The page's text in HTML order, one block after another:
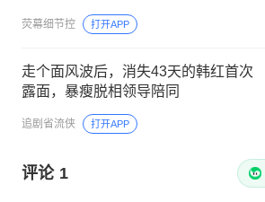
荧幕细节控 打开APP
走个面风波后，消失43天的韩红首次
露面，暴瘦脱相领导陪同
追剧省流侠 打开APP
评论 1